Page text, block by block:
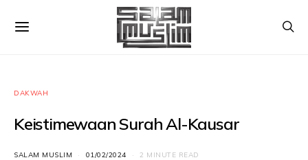
DAKWAH
Keistimewaan Surah Al-Kausar
SALAM MUSLIM 01/02/2024 2 MINUTE READ